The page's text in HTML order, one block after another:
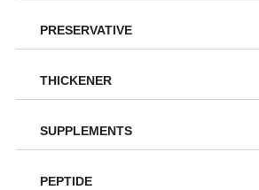
PRESERVATIVE
THICKENER
SUPPLEMENTS
PEPTIDE